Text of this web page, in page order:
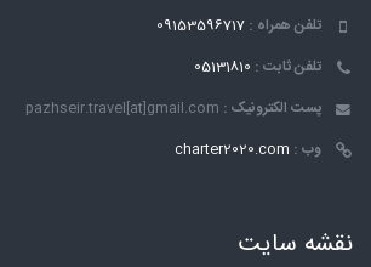
تلفن همراه : 09153596717
تلفن ثابت : 05131810
پست الکترونیک : pazhseir.travel[at]gmail.com
وب : charter2020.com
نقشه سایت